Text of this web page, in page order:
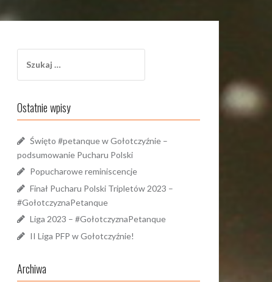
Ostatnie wpisy
Święto #petanque w Gołotczyźnie –
podsumowanie Pucharu Polski
Popucharowe reminiscencje
Finał Pucharu Polski Tripletów 2023 –
#GołotczyznaPetanque
Liga 2023 – #GołotczyznaPetanque
II Liga PFP w Gołotczyźnie!
Archiwa